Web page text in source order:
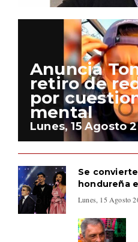
Anuncia
retiro de
por
mental
Lunes, 15 Agosto
Se
hondureña
Lunes, 15 Agosto